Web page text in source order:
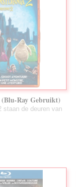
(Blu-Ray Gebruikt)
staan de deuren van